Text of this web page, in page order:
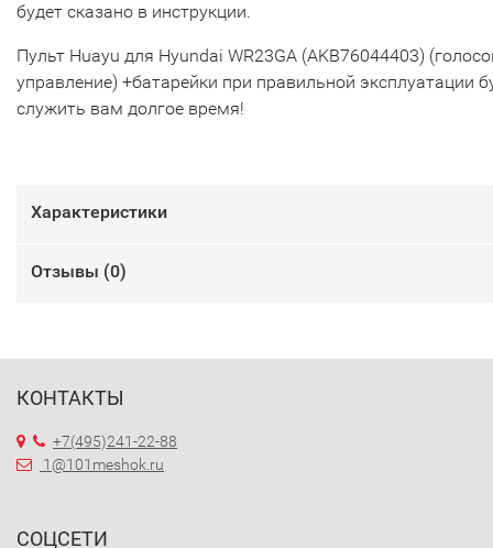
будет сказано в инструкции.
Пульт Huayu для Hyundai WR23GA (AKB76044403)
управление) +батарейки при правильной эксплуатации
служить вам долгое время!
Характеристики
Отзывы (0)
КОНТАКТЫ
+7(495)241-22-88
1@101meshok.ru
СОЦСЕТИ